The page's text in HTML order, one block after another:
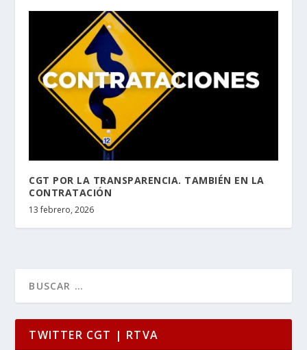
CGT POR LA TRANSPARENCIA. TAMBIÉN EN LA
CONTRATACIÓN
13 febrero, 2026
TWITTER CGT | RTVA